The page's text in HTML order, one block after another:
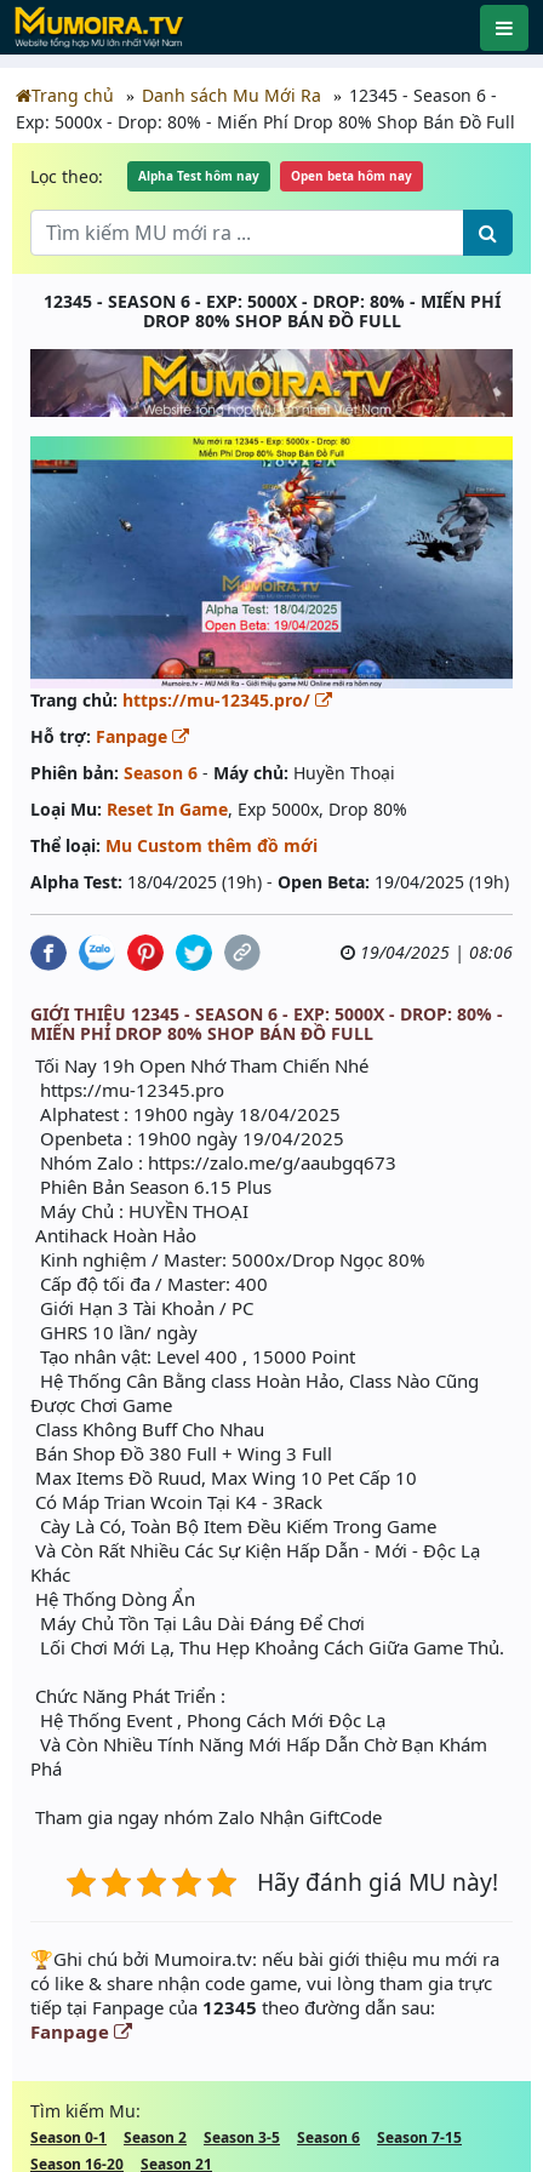
Trang chủ Danh sách Mu Mới Ra
12345 - Season 6 -
Exp: 5000x - Drop: 80% - Miến Phí Drop 80% Shop Bán Đồ Full
Lọc theo: Alpha Test hôm nay Open beta hôm nay
12345 - SEASON 6 - EXP: 5000X - DROP: 80% - MIẾN PHÍ
DROP 80% SHOP BÁN ĐỒ FULL
Trang chủ: https://mu-12345.pro/
Hỗ trợ: Fanpage
Phiên bản: Season 6 - Máy chủ: Huyền Thoại
Loại Mu: Reset In Game, Exp 5000x, Drop 80%
Thể loại: Mu Custom thêm đồ mới
Alpha Test: 18/04/2025 (19h) - Open Beta: 19/04/2025 (19h)
19/04/2025 | 08:06
GIỚI THIỆU 12345 - SEASON 6 - EXP: 5000X - DROP: 80% -
MIẾN PHÍ DROP 80% SHOP BÁN ĐỒ FULL
Tối Nay 19h Open Nhớ Tham Chiến Nhé
https://mu-12345.pro
Alphatest : 19h00 ngày 18/04/2025
Openbeta : 19h00 ngày 19/04/2025
Nhóm Zalo : https://zalo.me/g/aaubgq673
Phiên Bản Season 6.15 Plus
Máy Chủ : HUYỀN THOẠI
Antihack Hoàn Hảo
Kinh nghiệm / Master: 5000x/Drop Ngọc 80%
Cấp độ tối đa / Master: 400
Giới Hạn 3 Tài Khoản / PC
GHRS 10 lần/ ngày
Tạo nhân vật: Level 400 , 15000 Point
Hệ Thống Cân Bằng class Hoàn Hảo, Class Nào Cũng
Được Chơi Game
Class Không Buff Cho Nhau
Bán Shop Đồ 380 Full + Wing 3 Full
Max Items Đồ Ruud, Max Wing 10 Pet Cấp 10
Có Máp Trian Wcoin Tại K4 - 3Rack
Cày Là Có, Toàn Bộ Item Đều Kiếm Trong Game
Và Còn Rất Nhiều Các Sự Kiện Hấp Dẫn - Mới - Độc Lạ
Khác
Hệ Thống Dòng Ẩn
Máy Chủ Tồn Tại Lâu Dài Đáng Để Chơi
Lối Chơi Mới Lạ, Thu Hẹp Khoảng Cách Giữa Game Thủ.
Chức Năng Phát Triển :
Hệ Thống Event , Phong Cách Mới Độc Lạ
Và Còn Nhiều Tính Năng Mới Hấp Dẫn Chờ Bạn Khám
Phá
Tham gia ngay nhóm Zalo Nhận GiftCode
Hãy đánh giá MU này!
️🏆Ghi chú bởi Mumoira.tv: nếu bài giới thiệu mu mới ra
có like & share nhận code game, vui lòng tham gia trực
tiếp tại Fanpage của 12345 theo đường dẫn sau:
Fanpage
Tìm kiếm Mu:
Season 0-1 Season 2 Season 3-5 Season 6
Season 7-15
Season 16-20
Season 21